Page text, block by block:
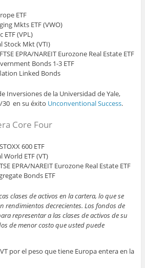
ETF
Mkts ETF (VWO)
ETF (VPL)
Stock Mkt (VTI)
EPRA/NAREIT Eurozone Real Estate ETF
Bonds 1-3 ETF
Linked Bonds
Inversiones de la Universidad de Yale,
30 en su éxito Unconventional Success.
Core Four
600 ETF
World ETF (VT)
EPRA/NAREIT Eurozone Real Estate ETF
Bonds ETF
clases de activos en la cartera, lo que se
rendimientos decrecientes. Los fondos de
representar a las clases de activos de su
de menor costo que usted puede
por el peso que tiene Europa entera en la